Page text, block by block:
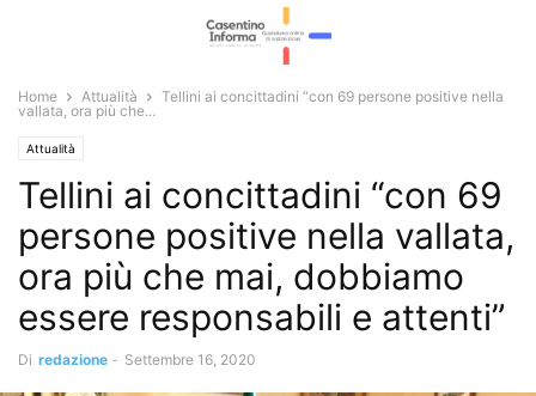
Home Attualità
Tellini ai concittadini “con 69 persone positive nella
vallata, ora più che...
Attualità
Tellini ai concittadini “con 69
persone positive nella vallata,
ora più che mai, dobbiamo
essere responsabili e attenti”
Di redazione - Settembre 16, 2020